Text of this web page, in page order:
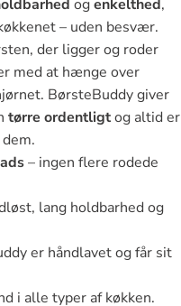
ogenkelthed,
– uden besvær.
der ligger og roder
med at hænge over
BørsteBuddy giver
tørre ordentligtog altid er
– ingen flere rodede
lang holdbarhed og
er håndlavet og får sit
i alle typer af køkken.